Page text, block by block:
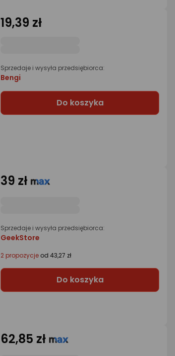
19,39 zł
Sprzedaje i wysyła przedsiębiorca:
Bengi
Do koszyka
39 zł
Sprzedaje i wysyła przedsiębiorca:
GeekStore
2 propozycje od 43,27 zł
Do koszyka
62,85 zł